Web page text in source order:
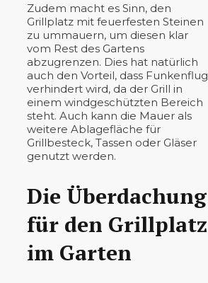
Zudem macht es Sinn, den
Grillplatz mit feuerfesten Steinen
zu ummauern, um diesen klar
vom Rest des Gartens
abzugrenzen. Dies hat natürlich
auch den Vorteil, dass Funkenflug
verhindert wird, da der Grill in
einem windgeschützten Bereich
steht. Auch kann die Mauer als
weitere Ablagefläche für
Grillbesteck, Tassen oder Gläser
genutzt werden.
Die Überdachung
für den Grillplatz
im Garten